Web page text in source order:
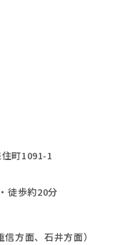
町1091-1
徒歩約20分
方面、石井方面）